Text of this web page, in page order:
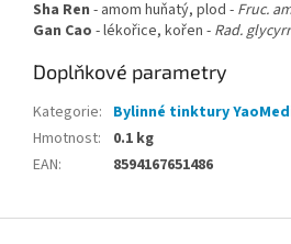
Sha Ren - amom huňatý, plod - Fruc.
Gan Cao -lékořice, kořen - Rad.
Doplňkové parametry
Kategorie: Bylinné tinktury
Hmotnost:
0.1 kg
EAN: 8594167651486